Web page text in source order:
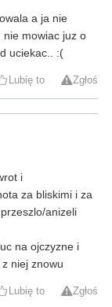
a ja nie
nie mowiac juz o
uciekac.. :(
Lubię to Zgłoś
i
za bliskimi i za
anizeli
na ojczyzne i
niej znowu
Lubię to Zgłoś